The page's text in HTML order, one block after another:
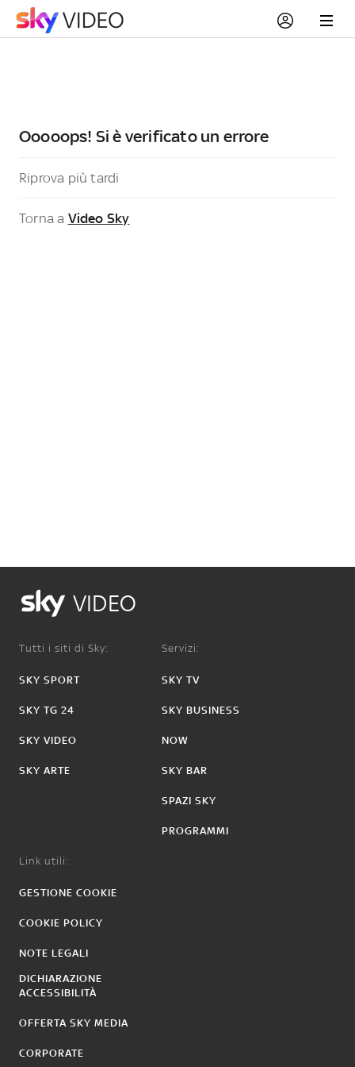
Ooooops! Si è verificato un errore
Riprova più tardi
Torna a Video Sky
VIDEO
Tutti i siti di Sky:
SKY SPORT
SKY TG 24
SKY VIDEO
SKY ARTE
Servizi:
SKY TV
SKY BUSINESS
NOW
SKY BAR
SPAZI SKY
PROGRAMMI
Link utili:
GESTIONE COOKIE
COOKIE POLICY
NOTE LEGALI
DICHIARAZIONE
ACCESSIBILITÀ
OFFERTA SKY MEDIA
CORPORATE